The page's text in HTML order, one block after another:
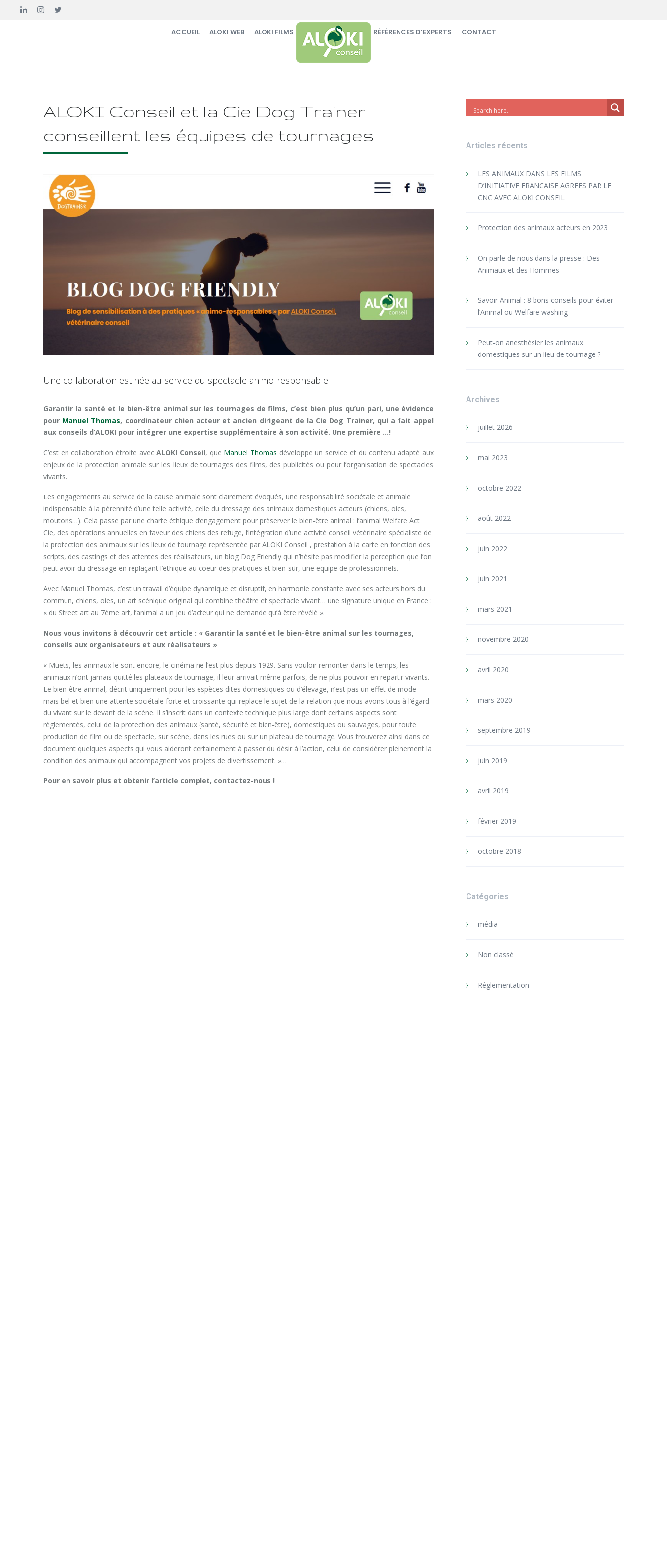
ACCUEIL ALOKI WEB ALOKI FILMS ALOKI AUDITS RSE RÉFÉRENCES D’EXPERTS CONTACT
ALOKI Conseil et la Cie Dog Trainer
conseillent les équipes de tournages
Une collaboration est née au service du spectacle animo-responsable
Garantir la santé et le bien-être animal sur les tournages de films, c’est bien plus qu’un pari, une évidence
pour Manuel Thomas, coordinateur chien acteur et ancien dirigeant de la Cie Dog Trainer, qui a fait appel
aux conseils d’ALOKI pour intégrer une expertise supplémentaire à son activité. Une première …!
C’est en collaboration étroite avecALOKI Conseil, que Manuel Thomas développe un service et du contenu adapté aux
enjeux de la protection animale sur les lieux de tournages des films, des publicités ou pour l’organisation de spectacles
vivants.
Les engagements au service de la cause animale sont clairement évoqués, une responsabilité sociétale et animale
indispensable à la pérennité d’une telle activité, celle du dressage des animaux domestiques acteurs (chiens, oies,
moutons…). Cela passe par une charte éthique d’engagement pour préserver le bien-être animal : l’animal Welfare Act
Cie, des opérations annuelles en faveur des chiens des refuge, l’intégration d’une activité conseil vétérinaire spécialiste de
la protection des animaux sur les lieux de tournage représentée par ALOKI Conseil , prestation à la carte en fonction des
scripts, des castings et des attentes des réalisateurs, un blog Dog Friendly qui n’hésite pas modifier la perception que l’on
peut avoir du dressage en replaçant l’éthique au coeur des pratiques et bien-sûr, une équipe de professionnels.
Avec Manuel Thomas, c’est un travail d’équipe dynamique et disruptif, en harmonie constante avec ses acteurs hors du
commun, chiens, oies, un art scénique original qui combine théâtre et spectacle vivant… une signature unique en France :
« du Street art au 7éme art, l’animal a un jeu d’acteur qui ne demande qu’à être révélé ».
Nous vous invitons à découvrir cet article : « Garantir la santé et le bien-être animal sur les tournages,
conseils aux organisateurs et aux réalisateurs »
« Muets, les animaux le sont encore, le cinéma ne l’est plus depuis 1929. Sans vouloir remonter dans le temps, les
animaux n’ont jamais quitté les plateaux de tournage, il leur arrivait même parfois, de ne plus pouvoir en repartir vivants.
Le bien-être animal, décrit uniquement pour les espèces dites domestiques ou d’élevage, n’est pas un effet de mode
mais bel et bien une attente sociétale forte et croissante qui replace le sujet de la relation que nous avons tous à l’égard
du vivant sur le devant de la scène. Il s’inscrit dans un contexte technique plus large dont certains aspects sont
réglementés, celui de la protection des animaux (santé, sécurité et bien-être), domestiques ou sauvages, pour toute
production de film ou de spectacle, sur scène, dans les rues ou sur un plateau de tournage. Vous trouverez ainsi dans ce
document quelques aspects qui vous aideront certainement à passer du désir à l’action, celui de considérer pleinement la
condition des animaux qui accompagnent vos projets de divertissement. »…
Pour en savoir plus et obtenir l’article complet, contactez-nous !
Articles récents
LES ANIMAUX DANS LES FILMS
D’INITIATIVE FRANCAISE AGREES PAR LE
CNC AVEC ALOKI CONSEIL
Protection des animaux acteurs en 2023
On parle de nous dans la presse : Des
Animaux et des Hommes
Savoir Animal : 8 bons conseils pour éviter
l’Animal ou Welfare washing
Peut-on anesthésier les animaux
domestiques sur un lieu de tournage ?
Archives
juillet 2026
mai 2023
octobre 2022
août 2022
juin 2022
juin 2021
mars 2021
novembre 2020
avril 2020
mars 2020
septembre 2019
juin 2019
avril 2019
février 2019
octobre 2018
Catégories
média
Non classé
Réglementation